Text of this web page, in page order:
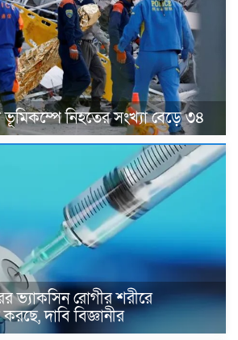
ভূমিকম্পে নিহতের সংখ্যা বেড়ে ৩৪
ভ্যাকসিন রোগীর শরীরে
দাবি বিজ্ঞানীর